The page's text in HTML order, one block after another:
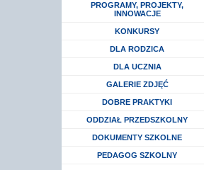
Rozwiń menu
PROGRAMY, PROJEKTY,
INNOWACJE
Rozwiń menu
KONKURSY
Rozwiń menu
DLA RODZICA
Rozwiń menu
DLA UCZNIA
GALERIE ZDJĘĆ
DOBRE PRAKTYKI
Rozwiń menu
ODDZIAŁ PRZEDSZKOLNY
DOKUMENTY SZKOLNE
Rozwiń menu
PEDAGOG SZKOLNY